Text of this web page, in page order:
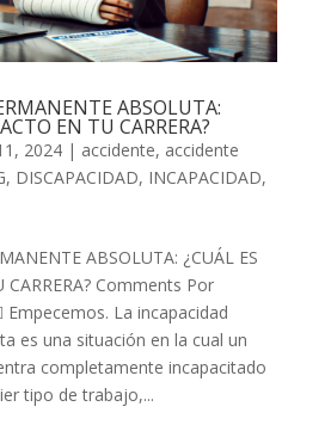
ABSOLUTA:
EN TU CARRERA?
2024| accidente, accidente
, DISCAPACIDAD, INCAPACIDAD,
ABSOLUTA: ¿CUÁL ES
CARRERA? Comments Por
La incapacidad
es una situación en la cual un
completamente incapacitado
tipo de trabajo,...